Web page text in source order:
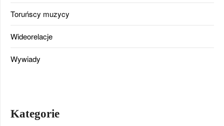
Toruńscy muzycy
Wideorelacje
Wywiady
Kategorie